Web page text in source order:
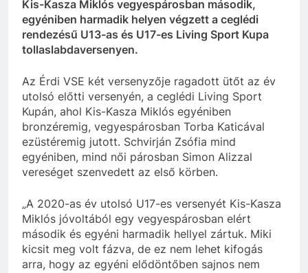
Kis-Kasza Miklós vegyespárosban második,
egyéniben harmadik helyen végzett a ceglédi
rendezésű U13-as és U17-es Living Sport Kupa
tollaslabdaversenyen.
Az Érdi VSE két versenyzője ragadott ütőt az év
utolsó előtti versenyén, a ceglédi Living Sport
Kupán, ahol Kis-Kasza Miklós egyéniben
bronzéremig, vegyespárosban Torba Katicával
ezüstéremig jutott. Schvirján Zsófia mind
egyéniben, mind női párosban Simon Alizzal
vereséget szenvedett az első körben.
„A 2020-as év utolsó U17-es versenyét Kis-Kasza
Miklós jóvoltából egy vegyespárosban elért
második és egyéni harmadik hellyel zártuk. Miki
kicsit meg volt fázva, de ez nem lehet kifogás
arra, hogy az egyéni elődöntőben sajnos nem